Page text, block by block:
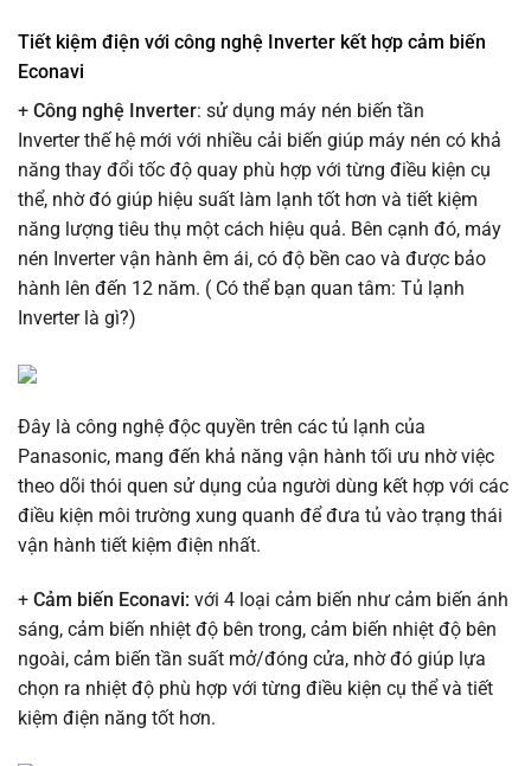
Tiết kiệm điện với công nghệ Inverter kết hợp cảm biến
Econavi
+ Công nghệ Inverter: sử dụng máy nén biến tần
Inverter thế hệ mới với nhiều cải biến giúp máy nén có khả
năng thay đổi tốc độ quay phù hợp với từng điều kiện cụ
thể, nhờ đó giúp hiệu suất làm lạnh tốt hơn và tiết kiệm
năng lượng tiêu thụ một cách hiệu quả. Bên cạnh đó, máy
nén Inverter vận hành êm ái, có độ bền cao và được bảo
hành lên đến 12 năm. ( Có thể bạn quan tâm: Tủ lạnh
Inverter là gì?)
Đây là công nghệ độc quyền trên các tủ lạnh của
Panasonic, mang đến khả năng vận hành tối ưu nhờ việc
theo dõi thói quen sử dụng của người dùng kết hợp với các
điều kiện môi trường xung quanh để đưa tủ vào trạng thái
vận hành tiết kiệm điện nhất.
+ Cảm biến Econavi: với 4 loại cảm biến như cảm biến ánh
sáng, cảm biến nhiệt độ bên trong, cảm biến nhiệt độ bên
ngoài, cảm biến tần suất mở/đóng cửa, nhờ đó giúp lựa
chọn ra nhiệt độ phù hợp với từng điều kiện cụ thể và tiết
kiệm điện năng tốt hơn.